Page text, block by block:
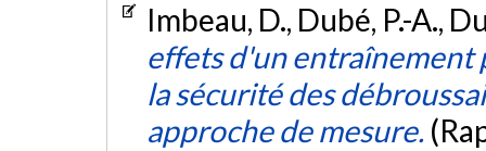
Imbeau, D., Dubé, P.-A.,
effets d'un entraînement
la sécurité des
approche de mesure.